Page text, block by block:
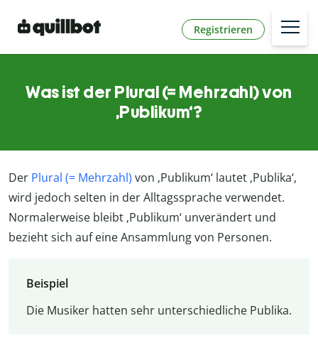
Registrieren
Was ist der Plural (= Mehrzahl) von
‚Publikum‘?
Der Plural (= Mehrzahl) von ‚Publikum‘ lautet ‚Publika‘,
wird jedoch selten in der Alltagssprache verwendet.
Normalerweise bleibt ‚Publikum‘ unverändert und
bezieht sich auf eine Ansammlung von Personen.
Beispiel
Die Musiker hatten sehr unterschiedliche Publika.